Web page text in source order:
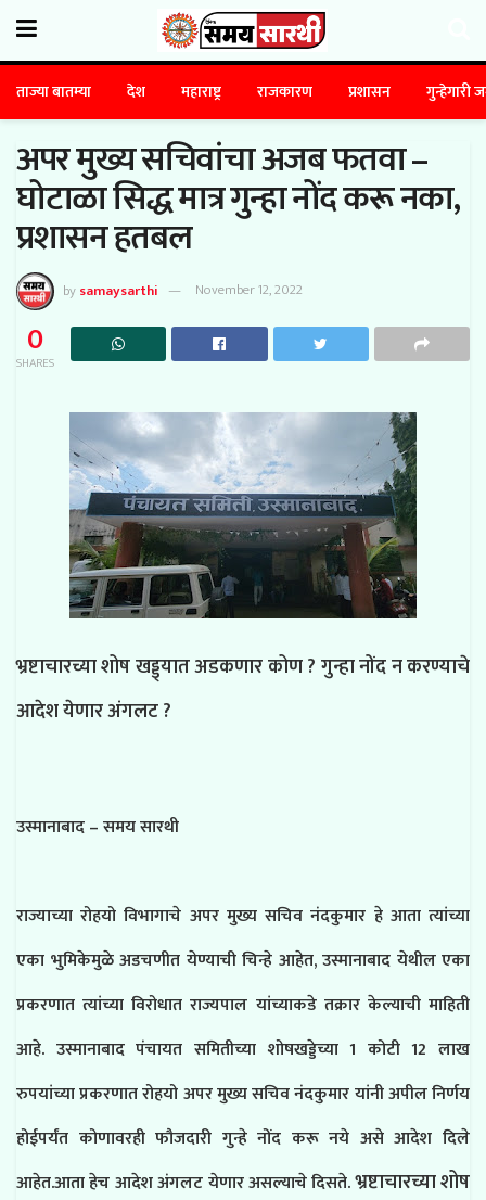
ताज्या बातम्या देश महाराष्ट्र राजकारण प्रशासन गुन्हेगारी
अपर मुख्य सचिवांचा अजब फतवा –
घोटाळा सिद्ध मात्र गुन्हा नोंद करू नका,
प्रशासन हतबल
bysamaysarthi November 12, 2022
0
SHARES
भ्रष्टाचारच्या शोष खड्ड्यात अडकणार कोण ? गुन्हा नोंद न करण्याचे
आदेश येणार अंगलट ?
उस्मानाबाद – समय सारथी
राज्याच्या रोहयो विभागाचे अपर मुख्य सचिव नंदकुमार हे आता त्यांच्या
एका भुमिकेमुळे अडचणीत येण्याची चिन्हे आहेत, उस्मानाबाद येथील एका
प्रकरणात त्यांच्या विरोधात राज्यपाल यांच्याकडे तक्रार केल्याची माहिती
आहे. उस्मानाबाद पंचायत समितीच्या शोषखड्डेच्या 1 कोटी 12 लाख
रुपयांच्या प्रकरणात रोहयो अपर मुख्य सचिव नंदकुमार यांनी अपील निर्णय
होईपर्यंत कोणावरही फौजदारी गुन्हे नोंद करू नये असे आदेश दिले
आहेत.आता हेच आदेश अंगलट येणार असल्याचे दिसते.भ्रष्टाचारच्या शोष